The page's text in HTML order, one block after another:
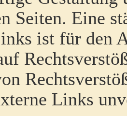
Seiten. Eine
ist für den
Links